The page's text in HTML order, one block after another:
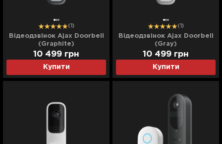
(1)
Відеодзвінок Ajax Doorbell
(Graphite)
Купити
10 499 грн
(1)
Відеодзвінок Ajax Doorbell
(Gray)
Купити
10 499 грн